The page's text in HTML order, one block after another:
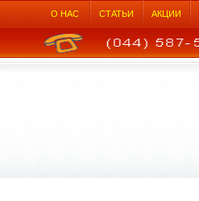
О НАС СТАТЬИ АКЦИИ